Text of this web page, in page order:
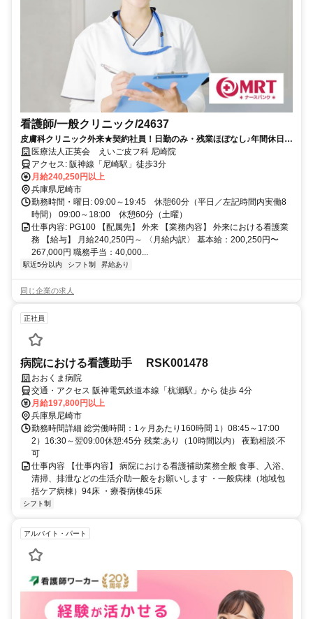
看護師/一般クリニック/24637
皮膚科クリニック外来★契約社員！日勤のみ・残業ほぼなし♪年間休日
120日★産休育休取得実績あり！駅チカ◎
医療法人正英会 えいご皮フ科 尼崎院
アクセス: 阪神線「尼崎駅」徒歩3分
月給240,250円以上
兵庫県尼崎市
勤務時間・曜日: 09:00～19:45 休憩60分（平日／左記時間内実働8
時間） 09:00～18:00 休憩60分（土曜）
仕事内容: PG100 【配属先】 外来 【業務内容】 外来における看護業
務 【給与】 月給240,250円～ 〈月給内訳〉 基本給：200,250円〜
267,000円 職務手当：40,000...
駅近5分以内 シフト制 昇給あり
同じ企業の求人
正社員
病院における看護助手 RSK001478
おおくま病院
交通・アクセス 阪神電気鉄道本線「杭瀬駅」から 徒歩 4分
月給197,800円以上
兵庫県尼崎市
勤務時間詳細 総労働時間：1ヶ月あたり160時間 1）08:45～17:00
2）16:30～翌09:00休憩:45分 残業:あり（10時間以内） 夜勤相談:不
可
仕事内容 【仕事内容】 病院における看護補助業務全般 食事、入浴、
清掃、排泄などの生活介助一般をお願いします ・一般病棟（地域包
括ケア病棟）94床 ・療養病棟45床
シフト制
アルバイト・パート